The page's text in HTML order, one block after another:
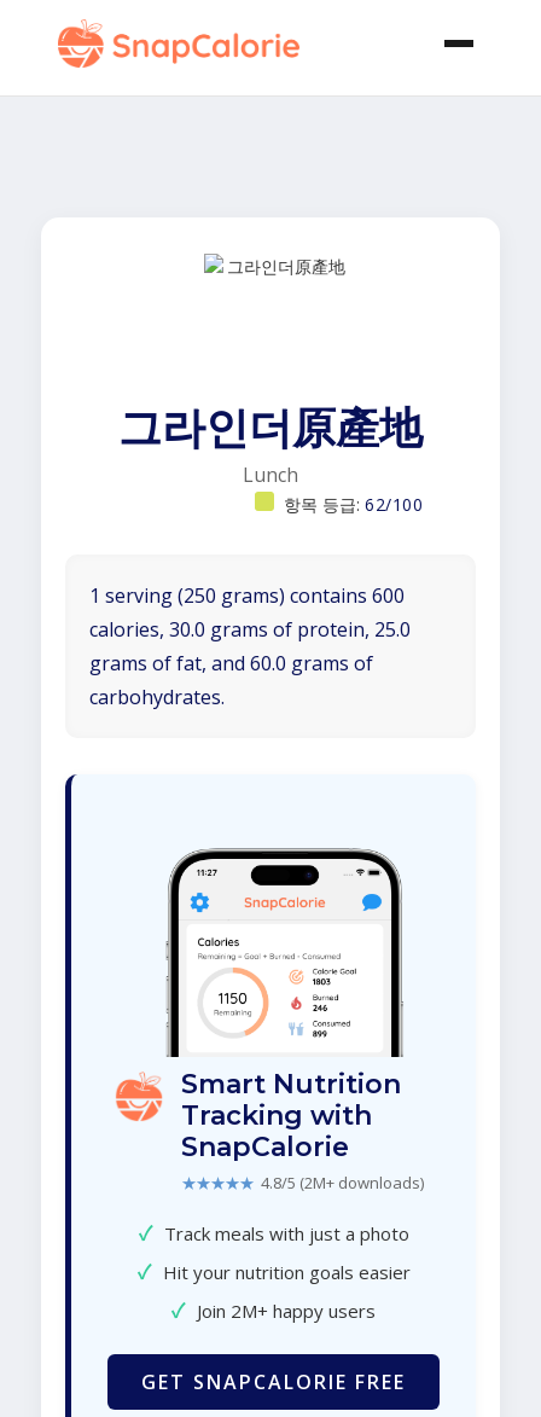
그라인더原產地
Lunch
항목 등급: 62/100
1 serving (250 grams) contains 600
calories, 30.0 grams of protein, 25.0
grams of fat, and 60.0 grams of
carbohydrates.
Smart Nutrition
Tracking with
SnapCalorie
★★★★★ 4.8/5 (2M+ downloads)
✓ Track meals with just a photo
✓ Hit your nutrition goals easier
✓ Join 2M+ happy users
GET SNAPCALORIE FREE